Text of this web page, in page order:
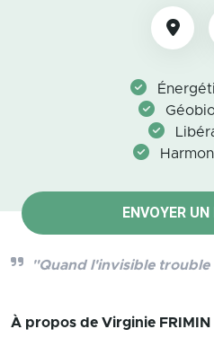
ENVOYER
"Quand l'invisible
À propos de Virginie FRIMIN